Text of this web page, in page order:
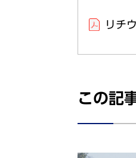
リチ
この記